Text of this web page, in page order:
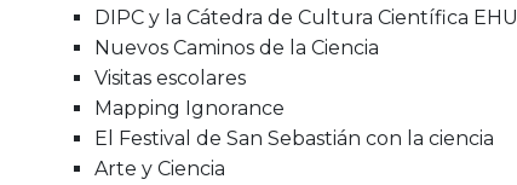
DIPC y la Cátedra de Cultura Científica EHU
Nuevos Caminos de la Ciencia
Visitas escolares
Mapping Ignorance
El Festival de San Sebastián con la ciencia
Arte y Ciencia